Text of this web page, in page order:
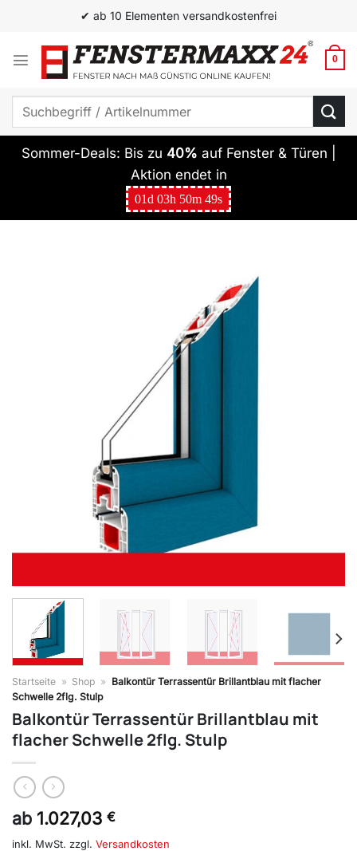
springen
✔ ab 10 Elementen versandkostenfrei
0
Suchen
Sommer-Deals: Bis zu 40% auf Fenster & Türen |
Aktion endet in
01d 03h 50m 49s
Startseite » Shop » Balkontür Terrassentür Brillantblau mit flacher
Schwelle 2flg. Stulp
Balkontür Terrassentür Brillantblau mit
flacher Schwelle 2flg. Stulp
ab 1.027,03 €
inkl. MwSt. zzgl. Versandkosten